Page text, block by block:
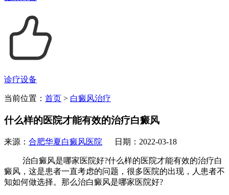
诊疗设备
当前位置： 首页 > 白癜风治疗
什么样的医院才能有效的治疗白癜风
来源： 合肥华夏白癜风医院 日期：2022-03-18
治白癜风是哪家医院好?什么样的医院才能有效的治疗白
癜风，这是患者一直考虑的问题，很多医院的出现，人患者不
知如何做选择。那么治白癜风是哪家医院好?